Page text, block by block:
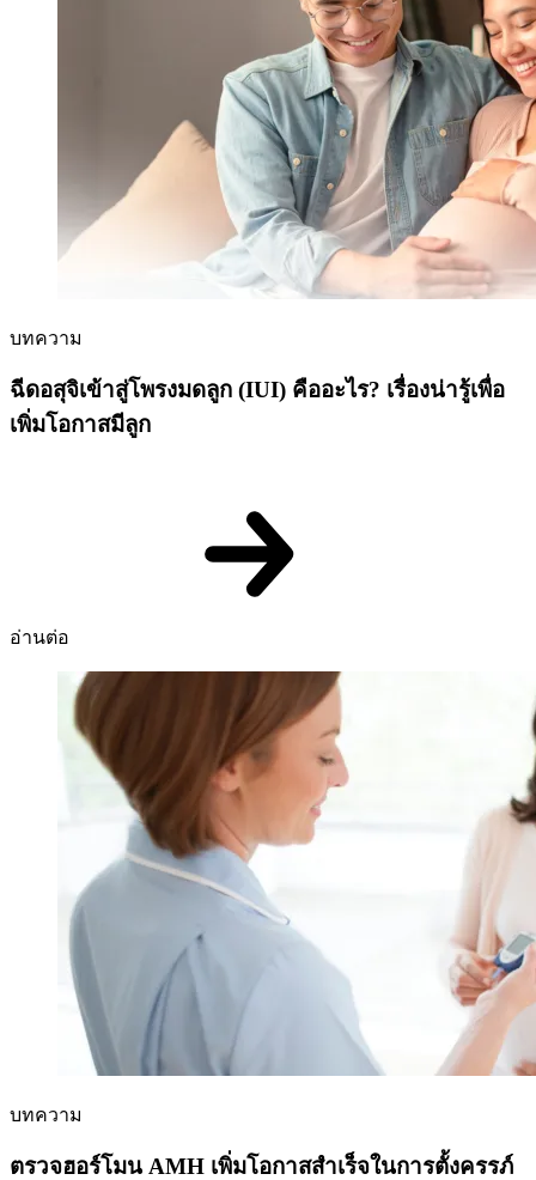
บทความ
ฉีดอสุจิเข้าสู่โพรงมดลูก (IUI) คืออะไร? เรื่องน่ารู้เพื่อ
เพิ่มโอกาสมีลูก
อ่านต่อ
บทความ
ตรวจฮอร์โมน AMH เพิ่มโอกาสสำเร็จในการตั้งครรภ์